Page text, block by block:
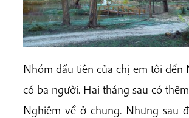
Nhóm đầu tiên của chị em tôi đến
có ba người. Hai tháng sau có
Nghiêm về ở chung. Nhưng sau